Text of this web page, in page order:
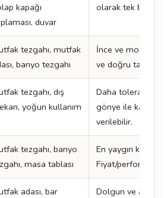
kapağı
duvar
olarak tek
tezgahı, mutfak
banyo tezgahı
İnce ve modern
ve doğru taşıma
tezgahı, dış
yoğun kullanım
Daha toleranslı
gönye ile kalın
verilebilir.
tezgahı, banyo
masa tablası
En yaygın kuvars
Fiyat/
adası, bar
Dolgun ve ağır